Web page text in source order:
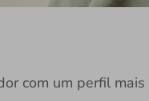
com um perfil